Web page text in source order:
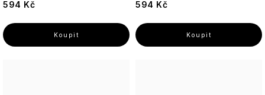
594 Kč 594 Kč